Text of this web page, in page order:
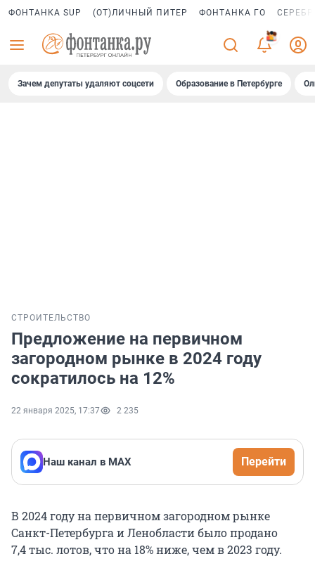
ФОНТАНКА SUP (ОТ)ЛИЧНЫЙ ПИТЕР ФОНТАНКА ГО
Зачем депутаты удаляют соцсети Образование в Петербурге
СТРОИТЕЛЬСТВО
Предложение на первичном
загородном рынке в 2024 году
сократилось на 12%
22 января 2025, 17:37 2 235
Наш канал в МАХ Перейти
В 2024 году на первичном загородном рынке
Санкт-Петербурга и Ленобласти было продано
7,4 тыс. лотов, что на 18% ниже, чем в 2023 году.